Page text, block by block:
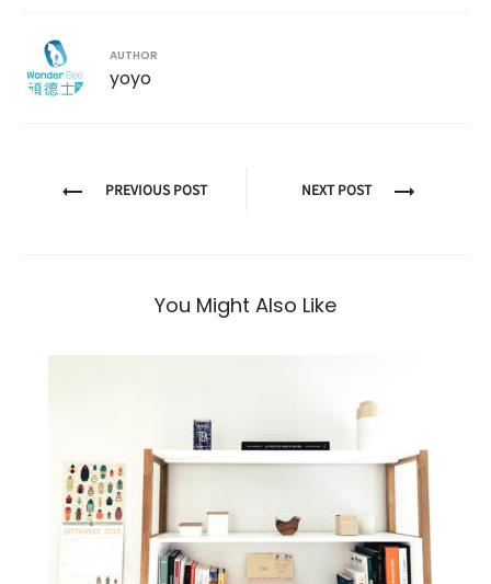
AUTHOR
yoyo
PREVIOUS POST NEXT POST
You Might Also Like